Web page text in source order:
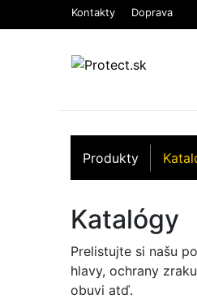
Kontakty Doprava
Produkty
Katalógy
Prelistujte si našu
hlavy, ochrany
obuvi atď.